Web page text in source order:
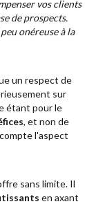
vos clients
de prospects.
onéreuse à la
un respect de
sur
étant pour le
, et non de
l'aspect
sans limite. Il
en axant